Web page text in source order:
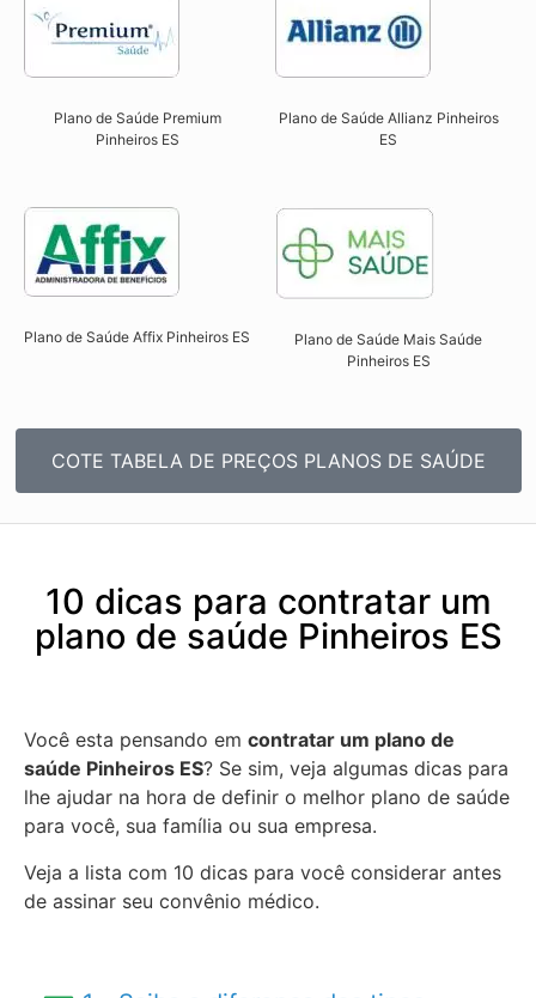
Plano de Saúde Premium
Pinheiros ES​
Plano de Saúde Allianz Pinheiros
ES​
Plano de Saúde Affix Pinheiros ES​
Plano de Saúde Mais Saúde
Pinheiros ES​
COTE TABELA DE PREÇOS PLANOS DE SAÚDE
10 dicas para contratar um
plano de saúde Pinheiros ES
Você esta pensando em contratar um plano de
saúde Pinheiros ES? Se sim, veja algumas dicas para
lhe ajudar na hora de definir o melhor plano de saúde
para você, sua família ou sua empresa.
Veja a lista com 10 dicas para você considerar antes
de assinar seu convênio médico.